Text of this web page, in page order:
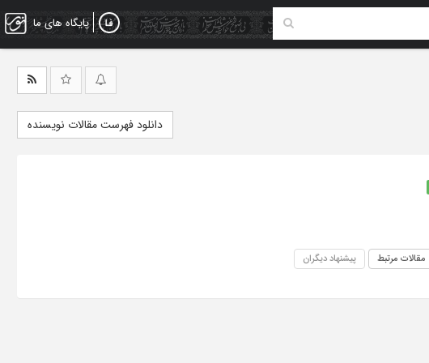
پایگاه های ما
دانلود فهرست مقالات نویسنده
مقالات مرتبط پیشنهاد دیگران